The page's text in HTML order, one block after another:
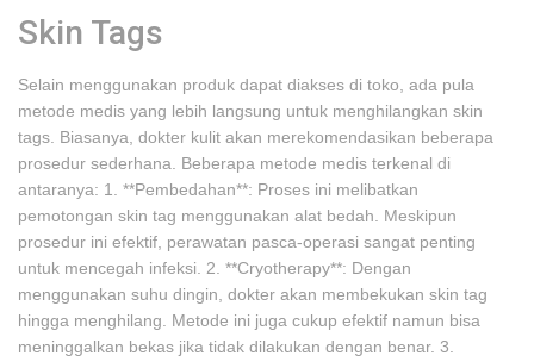
Skin Tags
Selain menggunakan produk dapat diakses di toko, ada pula
metode medis yang lebih langsung untuk menghilangkan skin
tags. Biasanya, dokter kulit akan merekomendasikan beberapa
prosedur sederhana. Beberapa metode medis terkenal di
antaranya: 1. **Pembedahan**: Proses ini melibatkan
pemotongan skin tag menggunakan alat bedah. Meskipun
prosedur ini efektif, perawatan pasca-operasi sangat penting
untuk mencegah infeksi. 2. **Cryotherapy**: Dengan
menggunakan suhu dingin, dokter akan membekukan skin tag
hingga menghilang. Metode ini juga cukup efektif namun bisa
meninggalkan bekas jika tidak dilakukan dengan benar. 3.